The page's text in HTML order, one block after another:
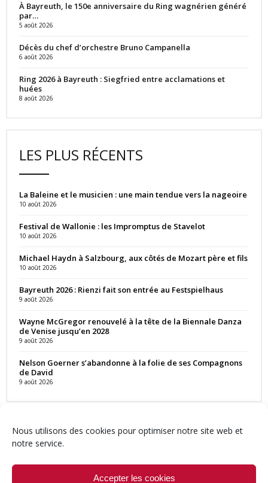
Nous utilisons des cookies pour optimiser notre site web et
notre service.
Accepter les cookies
À Bayreuth, le 150e anniversaire du Ring wagnérien généré
par…
5 août 2026
Décès du chef d’orchestre Bruno Campanella
6 août 2026
Ring 2026 à Bayreuth : Siegfried entre acclamations et
huées
8 août 2026
LES PLUS RÉCENTS
La Baleine et le musicien : une main tendue vers la nageoire
10 août 2026
Festival de Wallonie : les Impromptus de Stavelot
10 août 2026
Michael Haydn à Salzbourg, aux côtés de Mozart père et fils
10 août 2026
Bayreuth 2026 : Rienzi fait son entrée au Festspielhaus
9 août 2026
Wayne McGregor renouvelé à la tête de la Biennale Danza
de Venise jusqu’en 2028
9 août 2026
Nelson Goerner s’abandonne à la folie de ses Compagnons
de David
9 août 2026